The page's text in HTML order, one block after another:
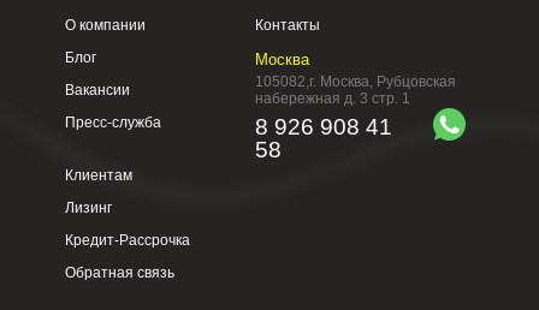
О компании
Блог
Вакансии
Пресс-служба
Контакты
Клиентам
Лизинг
Кредит-Рассрочка
Обратная связь
Москва
105082,г. Москва, Рубцовская
набережная д. 3 стр. 1
8 926 908 41
58